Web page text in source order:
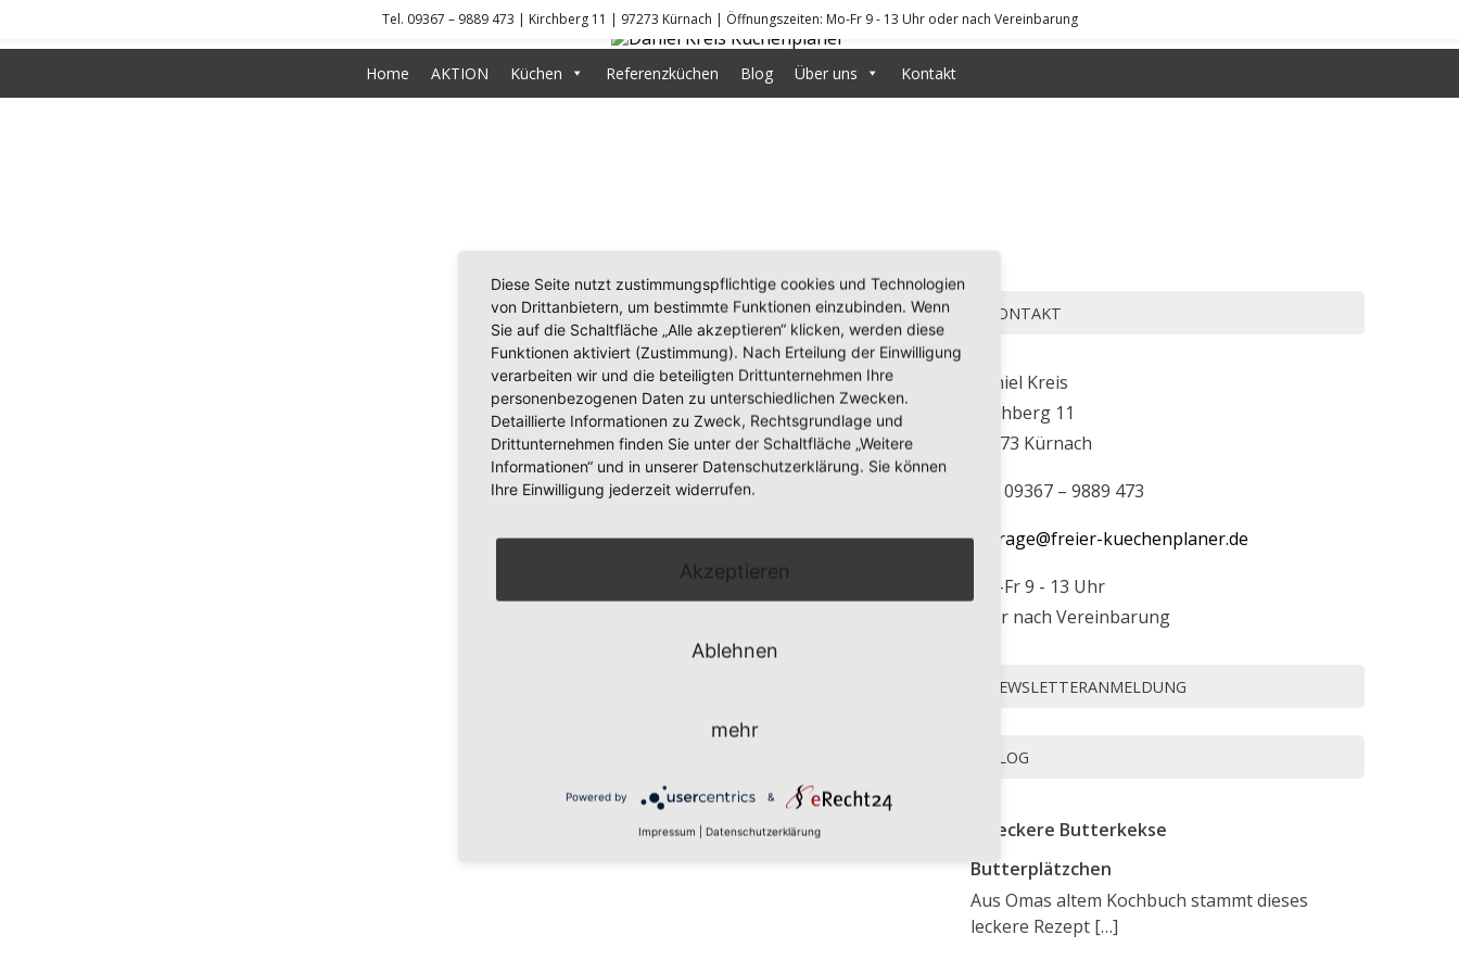
DANIEL KREIS KÜCHENPLANER
Home AKTION Küchen Referenzküchen Blog Über uns Kontakt
Insel 1
KONTAKT
Daniel Kreis
Kirchberg 11
97273 Kürnach
Tel. 09367 – 9889 473
anfrage@freier-kuechenplaner.de
Mo-Fr 9 - 13 Uhr
oder nach Vereinbarung
NEWSLETTERANMELDUNG
BLOG
Butterplätzchen
Aus Omas altem Kochbuch stammt dieses
leckere Rezept […]
Tel. 09367 – 9889 473 | Kirchberg 11 | 97273 Kürnach | Öffnungszeiten: Mo-Fr 9 - 13 Uhr oder nach Vereinbarung
Diese Seite nutzt zustimmungspflichtige cookies und Technologien
von Drittanbietern, um bestimmte Funktionen einzubinden. Wenn
Sie auf die Schaltfläche „Alle akzeptieren“ klicken, werden diese
Funktionen aktiviert (Zustimmung). Nach Erteilung der Einwilligung
verarbeiten wir und die beteiligten Drittunternehmen Ihre
personenbezogenen Daten zu unterschiedlichen Zwecken.
Detaillierte Informationen zu Zweck, Rechtsgrundlage und
Drittunternehmen finden Sie unter der Schaltfläche „Weitere
Informationen“ und in unserer Datenschutzerklärung. Sie können
Ihre Einwilligung jederzeit widerrufen.
Akzeptieren
Ablehnen
mehr
Powered by &
Impressum Datenschutzerklärung